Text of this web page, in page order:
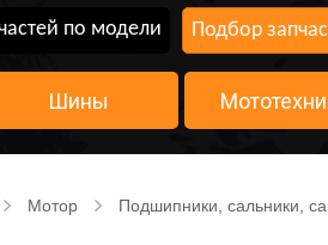
по модели Подбор
Шины
Мотор Подшипники, сальники,